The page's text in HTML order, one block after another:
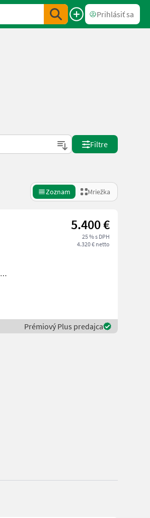
Prihlásiť sa
Filtre
Zoznam Mriežka
5.400 €
25 % s DPH
4.320 € netto
Prémiový Plus predajca